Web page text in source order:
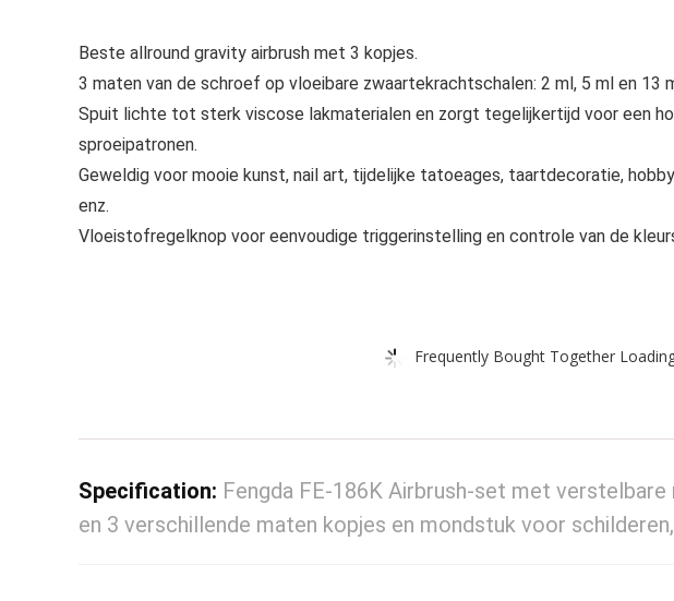
Beste allround gravity airbrush met 3 kopjes.
3 maten van de schroef op vloeibare zwaartekrachtschalen: 2 ml, 5 ml en 13
Spuit lichte tot sterk viscose lakmaterialen en zorgt tegelijkertijd voor een
sproeipatronen.
Geweldig voor mooie kunst, nail art, tijdelijke tatoeages, taartdecoratie,
enz.
Vloeistofregelknop voor eenvoudige triggerinstelling en controle van de
Frequently Bought Together
Specification: Fengda FE-186K Airbrush-set met
en 3 verschillende maten kopjes en mondstuk voor